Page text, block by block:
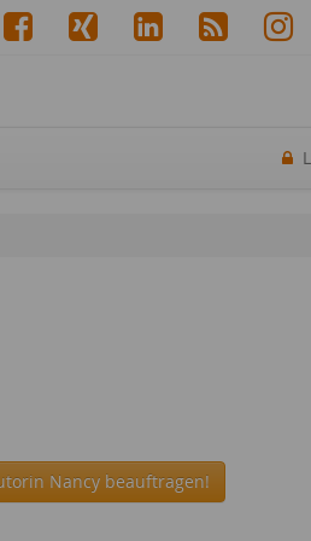
Nancy beauftragen!